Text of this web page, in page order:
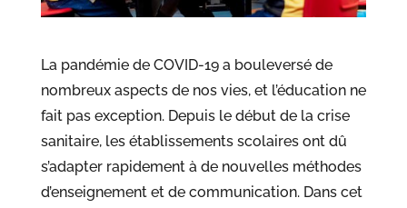
La pandémie de COVID-19 a bouleversé de
nombreux aspects de nos vies, et l’éducation ne
fait pas exception. Depuis le début de la crise
sanitaire, les établissements scolaires ont dû
s’adapter rapidement à de nouvelles méthodes
d’enseignement et de communication. Dans cet